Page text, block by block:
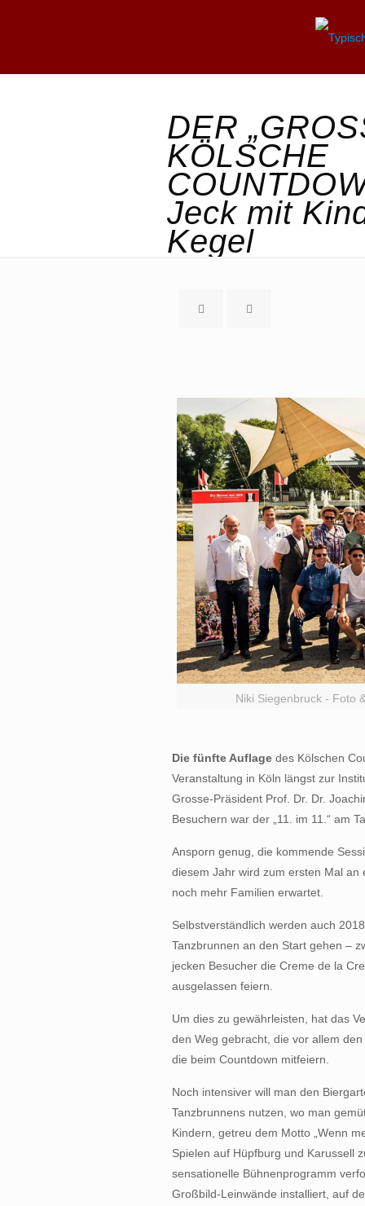
DER
KÖLSCHE
Jeck mit
Kegel
Niki Siegenbruck - Foto
Die fünfte Auflagedes Kölschen
Veranstaltung in Köln längst zur
Grosse-Präsident Prof. Dr. Dr.
Besuchern war der „11. im 11.“ am
Ansporn genug, die kommende
diesem Jahr wird zum ersten Mal
noch mehr Familien erwartet.
Selbstverständlich werden auch
Tanzbrunnen an den Start gehen –
jecken Besucher die Creme de la
ausgelassen feiern.
Um dies zu gewährleisten, hat das
den Weg gebracht, die vor allem
die beim Countdown mitfeiern.
Noch intensiver will man den
Tanzbrunnens nutzen, wo man
Kindern, getreu dem Motto „Wenn
Spielen auf Hüpfburg und Karussell
sensationelle Bühnenprogramm
Großbild-Leinwände installiert, auf